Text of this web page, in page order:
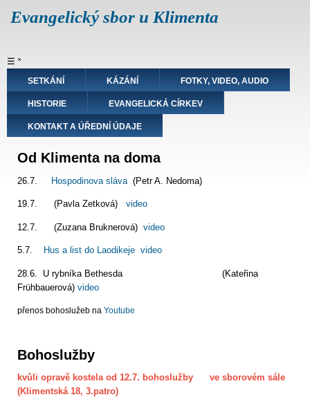
Evangelický sbor u Klimenta
Hlavní
navigace
☰ ˟
SETKÁNÍ KÁZÁNÍ FOTKY, VIDEO, AUDIO
HISTORIE EVANGELICKÁ CÍRKEV
KONTAKT A ÚŘEDNÍ ÚDAJE
Od Klimenta na doma
26.7. Hospodinova sláva (Petr A. Nedoma)
19.7. (Pavla Zetková) video
12.7. (Zuzana Bruknerová) video
5.7. Hus a list do Laodikeje video
28.6. U rybníka Bethesda (Kateřina
Frühbauerová) video
přenos bohoslužeb na Youtube
Bohoslužby
kvůli opravě kostela od 12.7. bohoslužby ve sborovém sále
(Klimentská 18, 3.patro)